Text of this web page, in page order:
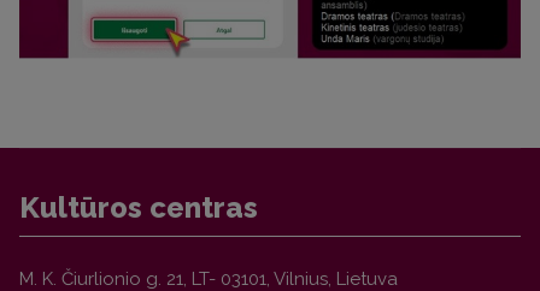
Kultūros centras
M. K. Čiurlionio g. 21, LT- 03101, Vilnius, Lietuva